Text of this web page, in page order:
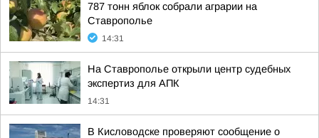
787 тонн яблок собрали аграрии на
Ставрополье
14:31
На Ставрополье открыли центр судебных
экспертиз для АПК
14:31
В Кисловодске проверяют сообщение о